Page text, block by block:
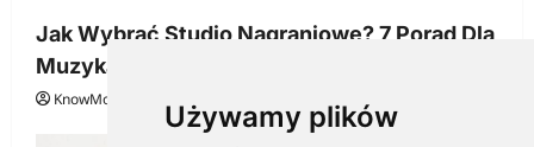
Używamy plików
Jak Wybrać Studio Nagraniowe? 7 Porad Dla
Muzyka
KnowMore.pl